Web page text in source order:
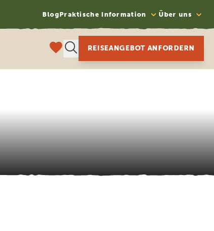
BlogPraktische Information Über uns
REISEANGEBOT ANFORDERN